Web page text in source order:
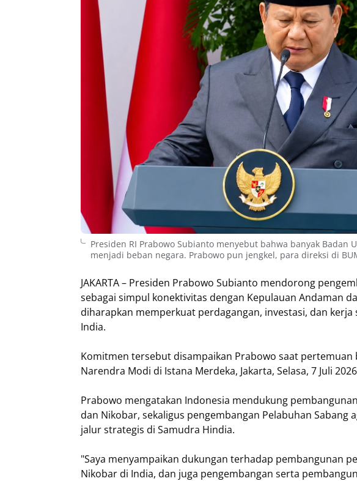
Presiden RI Prabowo Subianto menyebut bahwa banyak Badan
menjadi beban negara. Prabowo pun jengkel, para direksi di
JAKARTA – Presiden Prabowo Subianto mendorong
sebagai simpul konektivitas dengan Kepulauan Andaman
diharapkan memperkuat perdagangan, investasi, dan
India.
Komitmen tersebut disampaikan Prabowo saat
Narendra Modi di Istana Merdeka, Jakarta, Selasa, 7 Juli
Prabowo mengatakan Indonesia mendukung
dan Nikobar, sekaligus pengembangan Pelabuhan Sabang
jalur strategis di Samudra Hindia.
"Saya menyampaikan dukungan terhadap pembangunan
Nikobar di India, dan juga pengembangan serta